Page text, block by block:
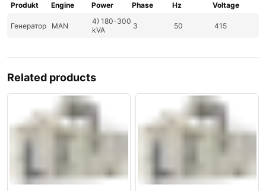
Produkt Engine Power Phase Hz Voltage
Генератор MAN
4) 180-300
kVA
3 50 415
Related products